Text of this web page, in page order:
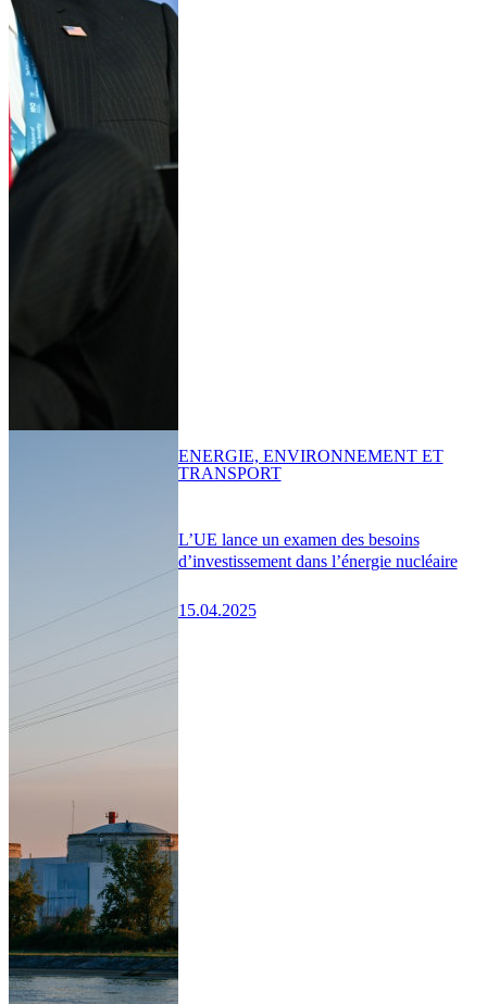
L’UE lance un examen des besoins
d’investissement dans l’énergie nucléaire
15.04.2025
ENERGIE, ENVIRONNEMENT ET
TRANSPORT